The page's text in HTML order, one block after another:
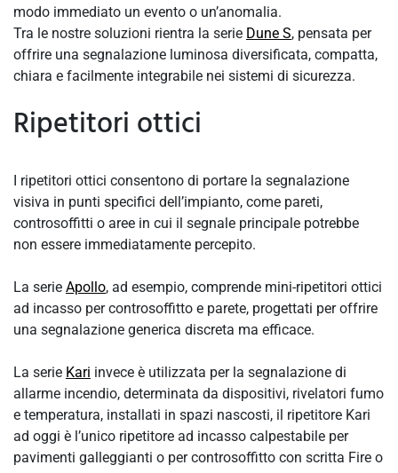
modo immediato un evento o un’anomalia.
Tra le nostre soluzioni rientra la serie Dune S, pensata per
offrire una segnalazione luminosa diversificata, compatta,
chiara e facilmente integrabile nei sistemi di sicurezza.
Ripetitori ottici
I ripetitori ottici consentono di portare la segnalazione
visiva in punti specifici dell’impianto, come pareti,
controsoffitti o aree in cui il segnale principale potrebbe
non essere immediatamente percepito.
La serie Apollo, ad esempio, comprende mini-ripetitori ottici
ad incasso per controsoffitto e parete, progettati per offrire
una segnalazione generica discreta ma efficace.
La serie Kari invece è utilizzata per la segnalazione di
allarme incendio, determinata da dispositivi, rivelatori fumo
e temperatura, installati in spazi nascosti, il ripetitore Kari
ad oggi è l’unico ripetitore ad incasso calpestabile per
pavimenti galleggianti o per controsoffitto con scritta Fire o